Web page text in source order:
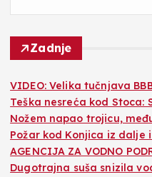
Zadnje
VIDEO: Velika tučnjava
Teška nesreća kod Stoca:
Nožem napao trojicu,
Požar kod Konjica iz dalje
AGENCIJA ZA VODNO
Dugotrajna suša snizila